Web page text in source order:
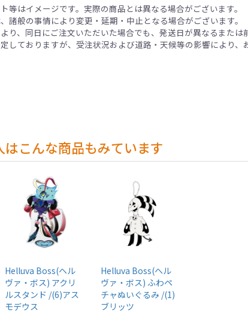
等はイメージです。実際の商品とは異なる場合がございます。
諸般の事情により変更・延期・中止となる場合がございます。
り、同日にご注文いただいた場合でも、発送日が異なるまたは
しておりますが、受注状況および道路・天候等の影響により
はこんな商品もみています
Helluva Boss(ヘル
ヴァ・ボス) アクリ
ルスタンド /(6)アス
モデウス
Helluva Boss(ヘル
ヴァ・ボス) ふわペ
チャぬいぐるみ /(1)
ブリッツ